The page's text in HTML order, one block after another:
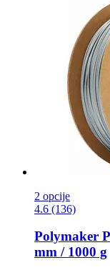
2 opcije
4.6 (136)
Polymaker
mm / 1000 g